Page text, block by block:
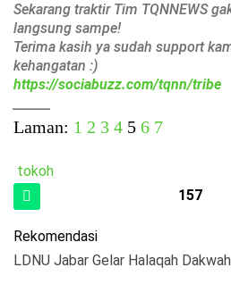
Sekarang traktir Tim TQNNEWS
langsung sampe!
Terima kasih ya sudah support
kehangatan :)
https://sociabuzz.com/tqnn/tribe
Laman: 1 2 3 4 5 6 7
tokoh
157
Rekomendasi
LDNU Jabar Gelar Halaqah